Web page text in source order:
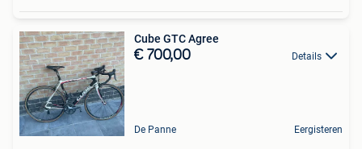
Cube GTC Agree
€ 700,00 Details
De Panne Eergisteren